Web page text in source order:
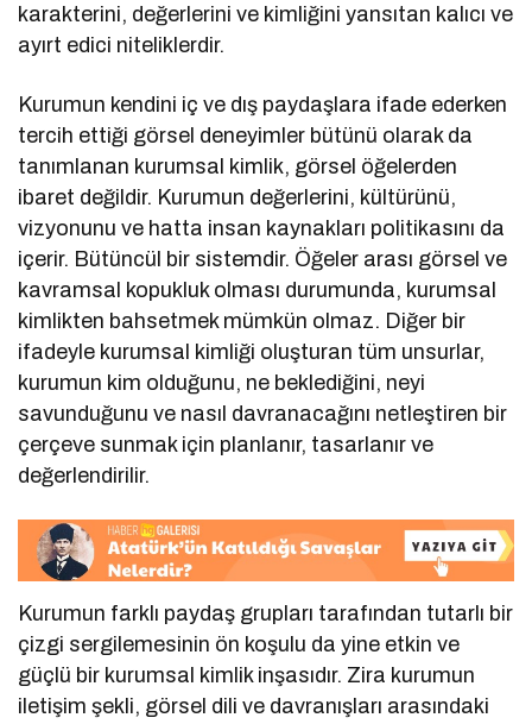
karakterini, değerlerini ve kimliğini yansıtan kalıcı ve
ayırt edici niteliklerdir.
Kurumun kendini iç ve dış paydaşlara ifade ederken
tercih ettiği görsel deneyimler bütünü olarak da
tanımlanan kurumsal kimlik, görsel öğelerden
ibaret değildir. Kurumun değerlerini, kültürünü,
vizyonunu ve hatta insan kaynakları politikasını da
içerir. Bütüncül bir sistemdir. Öğeler arası görsel ve
kavramsal kopukluk olması durumunda, kurumsal
kimlikten bahsetmek mümkün olmaz. Diğer bir
ifadeyle kurumsal kimliği oluşturan tüm unsurlar,
kurumun kim olduğunu, ne beklediğini, neyi
savunduğunu ve nasıl davranacağını netleştiren bir
çerçeve sunmak için planlanır, tasarlanır ve
değerlendirilir.
Kurumun farklı paydaş grupları tarafından tutarlı bir
çizgi sergilemesinin ön koşulu da yine etkin ve
güçlü bir kurumsal kimlik inşasıdır. Zira kurumun
iletişim şekli, görsel dili ve davranışları arasındaki